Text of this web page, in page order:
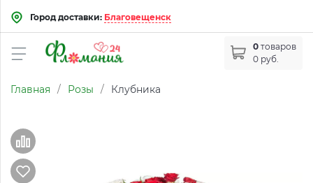
Город доставки: Благовещенск
0 товаров
0 руб.
Главная / Розы / Клубника